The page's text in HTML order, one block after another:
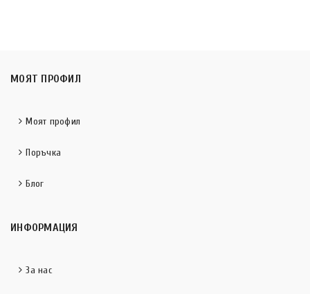
МОЯТ ПРОФИЛ
Моят профил
Поръчка
Блог
ИНФОРМАЦИЯ
За нас